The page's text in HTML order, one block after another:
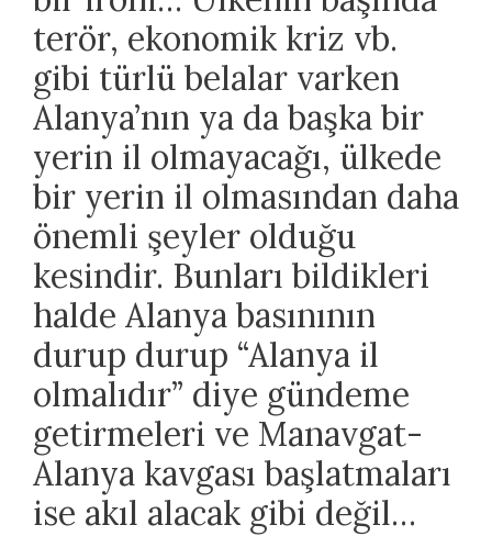
terör, ekonomik kriz vb.
gibi türlü belalar varken
Alanya’nın ya da başka bir
yerin il olmayacağı, ülkede
bir yerin il olmasından daha
önemli şeyler olduğu
kesindir. Bunları bildikleri
halde Alanya basınının
durup durup “Alanya il
olmalıdır” diye gündeme
getirmeleri ve Manavgat-
Alanya kavgası başlatmaları
ise akıl alacak gibi değil…